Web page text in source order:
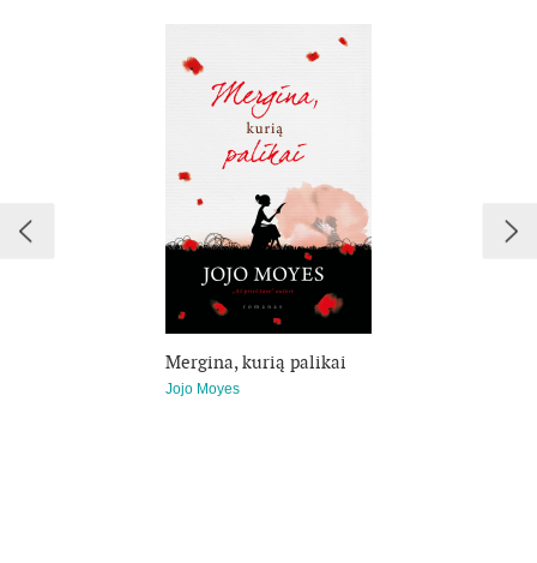
nuotaikoms ir parodyti vaikinui, kad gyventi verta, nepaisant
pačių tragiškiausių aplinkybių. Prasideda naujas, nuotykių ir
netikėtumų, vilties ir meilės kupinas Viljamo ir Luizos
gyvenimo tarpsnis, iš esmės pakeisiantis juos abu.
Mergina, kurią palikai
Jojo Moyes